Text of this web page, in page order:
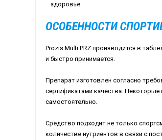
здоровье.
ОСОБЕННОСТИ
Prozis Multi PRZ производится в
и быстро принимается.
Препарат изготовлен согласно
сертификатами качества. Некоторые
самостоятельно.
Средство подходит не только
количестве нутриентов в связи с